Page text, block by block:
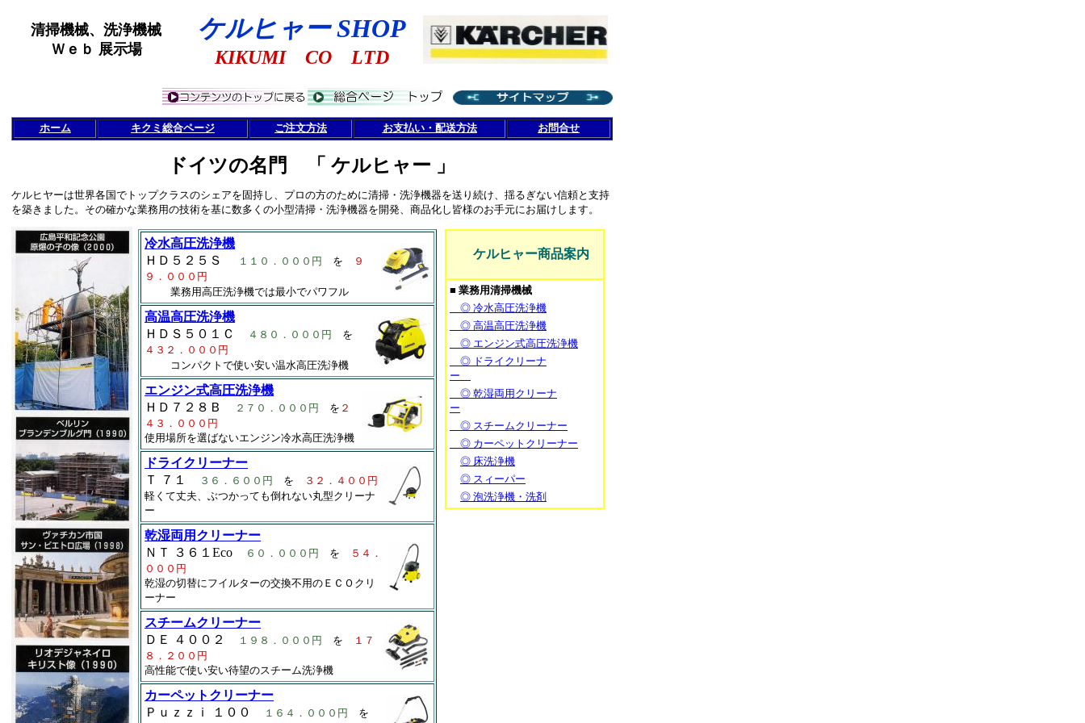
清掃機械、洗浄機械
Ｗｅｂ 展示場
ケルヒャー SHOP
KIKUMI CO LTD
ホーム キクミ総合ページ ご注文方法 お支払い・配送方法 お問合せ
ドイツの名門 「 ケルヒャー 」
ケルヒヤーは世界各国でトップクラスのシェアを固持し、プロの方のために清掃・洗浄機器を送り続け、揺るぎない信頼と支持
を築きました。その確かな業務用の技術を基に数多くの小型清掃・洗浄機器を開発、商品化し皆様のお手元にお届けします。
冷水高圧洗浄機
ＨＤ５２５Ｓ
１１０．０００円 を
９
９．０００円
業務用高圧洗浄機では最小でパワフル
高温高圧洗浄機
ＨＤＳ５０１Ｃ
４８０．０００円
を
４３２．０００円
コンパクトで使い安い温水高圧洗浄機
エンジン式高圧洗浄機
ＨＤ７２８Ｂ
２７０．０００円 を ２
４３．０００円
使用場所を選ばないエンジン冷水高圧洗浄機
ドライクリーナー
Ｔ ７１
３６．６００円 を
３２．４００円
軽くて丈夫、ぶつかっても倒れない丸型クリーナ
ー
乾湿両用クリーナー
ＮＴ ３６１Eco
６０．０００円 を
５４．
０００円
乾湿の切替にフイルターの交換不用のＥＣＯクリ
ーナー
スチームクリーナー
ＤＥ ４００２
１９８．０００円 を
１７
８．２００円
高性能で使い安い待望のスチーム洗浄機
カーペットクリーナー
Ｐｕｚｚｉ １００
１６４．０００円
を
ケルヒャー商品案内
■ 業務用清掃機械
◎ 冷水高圧洗浄機
◎ 高温高圧洗浄機
◎ エンジン式高圧洗浄機
◎ ドライクリーナ
ー
◎ 乾湿両用クリーナ
ー
◎ スチームクリーナー
◎ カーペットクリーナー
◎ 床洗浄機
◎ スィーパー
◎ 泡洗浄機・洗剤